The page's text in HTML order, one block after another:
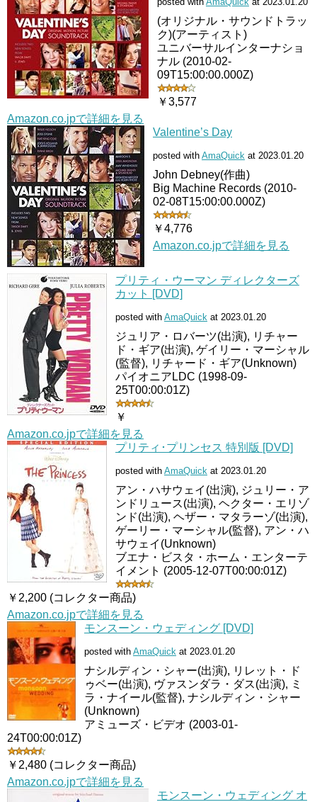
(オリジナル・サウンドトラッ
ク)(アーティスト)
ユニバーサルインターナショ
ナル (2010-02-
09T15:00:00.000Z)
￥3,577
Amazon.co.jpで詳細を見る
Valentine’s Day
posted with AmaQuick at 2023.01.20
John Debney(作曲)
Big Machine Records (2010-
02-08T15:00:00.000Z)
￥4,776
Amazon.co.jpで詳細を見る
プリティ・ウーマン ディレクターズ
カット [DVD]
posted with AmaQuick at 2023.01.20
ジュリア・ロバーツ(出演), リチャー
ド・ギア(出演), ゲイリー・マーシャル
(監督), リチャード・ギア(Unknown)
パイオニアLDC (1998-09-
25T00:00:01Z)
￥
Amazon.co.jpで詳細を見る
プリティ･プリンセス 特別版 [DVD]
posted with AmaQuick at 2023.01.20
アン・ハサウェイ(出演), ジュリー・ア
ンドリュース(出演), ヘクター・エリゾ
ンド(出演), ヘザー・マタラーゾ(出演),
ゲーリー・マーシャル(監督), アン・ハ
サウェイ(Unknown)
ブエナ・ビスタ・ホーム・エンターテ
イメント (2005-12-07T00:00:01Z)
￥2,200 (コレクター商品)
Amazon.co.jpで詳細を見る
モンスーン・ウェディング [DVD]
posted with AmaQuick at 2023.01.20
ナシルディン・シャー(出演), リレット・ド
ゥベー(出演), ヴァスンダラ・ダス(出演), ミ
ラ・ナイール(監督), ナシルディン・シャー
(Unknown)
アミューズ・ビデオ (2003-01-
24T00:00:01Z)
￥2,480 (コレクター商品)
Amazon.co.jpで詳細を見る
モンスーン・ウェディング オ